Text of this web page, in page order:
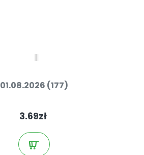
01.08.2026 (177)
3.69zł